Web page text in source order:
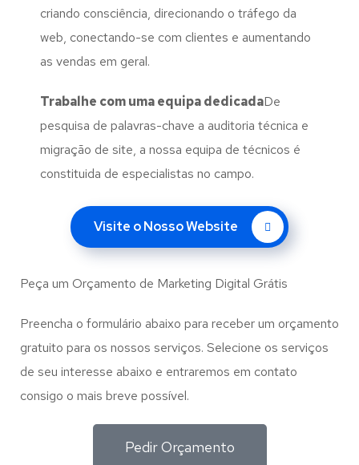
criando consciência, direcionando o tráfego da
web, conectando-se com clientes e aumentando
as vendas em geral.
Trabalhe com umaequipa dedicadaDe
pesquisa de palavras-chave a auditoria técnica e
migração de site, a nossa equipa de técnicos é
constituida de especialistas no campo.
Visite o Nosso Website
Peça um Orçamento de Marketing Digital Grátis
Preencha o formulário abaixo para receber um orçamento
gratuito para os nossos serviços. Selecione os serviços
de seu interesse abaixo e entraremos em contato
consigo o mais breve possível.
Pedir Orçamento